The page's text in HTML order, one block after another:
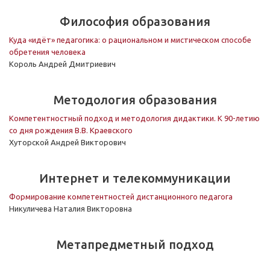
Философия образования
Куда «идёт» педагогика: о рациональном и мистическом способе
обретения человека
Король Андрей Дмитриевич
Методология образования
Компетентностный подход и методология дидактики. К 90-летию
со дня рождения В.В. Краевского
Хуторской Андрей Викторович
Интернет и телекоммуникации
Формирование компетентностей дистанционного педагога
Никуличева Наталия Викторовна
Метапредметный подход